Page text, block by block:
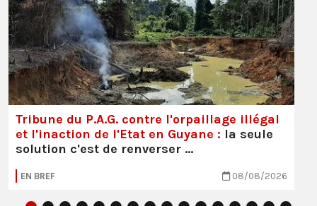
Tribune du P.A.G. contre l'orpaillage illégal
et l'inaction de l'Etat en Guyane : la seule
solution c'est de renverser …
EN BREF 08/08/2026